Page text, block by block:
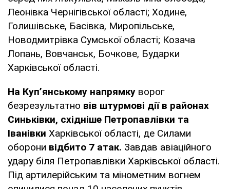
Леонівка Чернігівської області; Ходине,
Голишівське, Басівка, Миропільське,
Новодмитрівка Сумської області; Козача
Лопань, Вовчанськ, Бочкове, Бударки
Харківської області.
На Куп’янському напрямку ворог
безрезультатно вів штурмові дії в районах
Синьківки, східніше Петропавлівки та
Іванівки Харківської області, де Силами
оборони відбито 7 атак. Завдав авіаційного
удару біля Петропавлівки Харківської області.
Під артилерійським та мінометним вогнем